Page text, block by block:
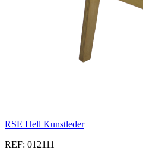
RSE Hell Kunstleder
REF: 012111